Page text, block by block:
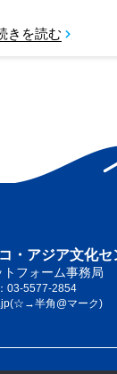
きを読む
・アジア文化セ
フォーム事務局
03-5577-2854
半角@マーク)